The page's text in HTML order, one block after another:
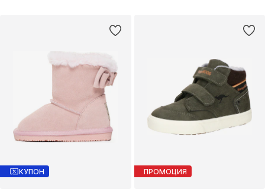
КУПОН ПРОМОЦИЯ